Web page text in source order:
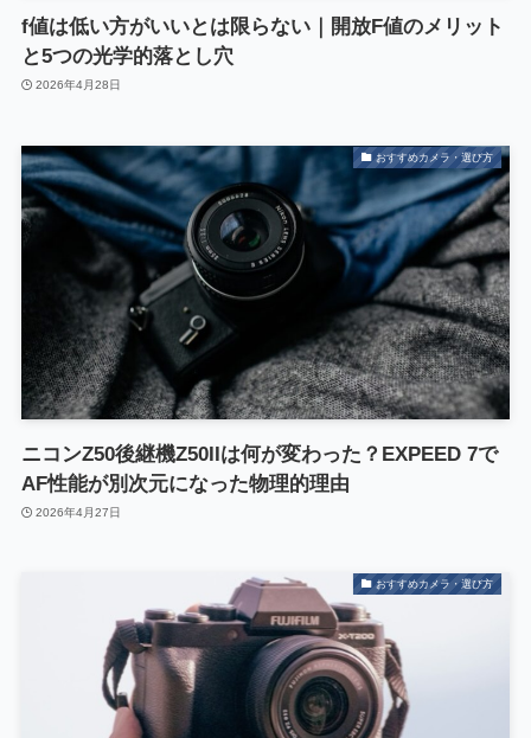
f値は低い方がいいとは限らない｜開放F値のメリット
と5つの光学的落とし穴
2026年4月28日
おすすめカメラ・選び方
ニコンZ50後継機Z50IIは何が変わった？EXPEED 7で
AF性能が別次元になった物理的理由
2026年4月27日
おすすめカメラ・選び方